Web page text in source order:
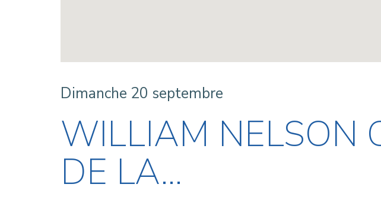
Dimanche 20 septembre
WILLIAM NELSON
DE LA...